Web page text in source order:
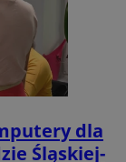
dla
Śląskiej-